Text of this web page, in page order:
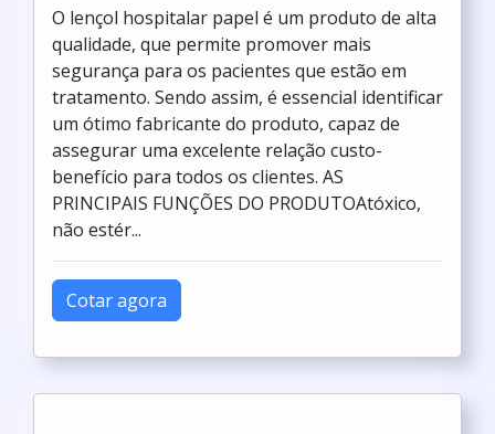
O lençol hospitalar papel é um produto de alta
qualidade, que permite promover mais
segurança para os pacientes que estão em
tratamento. Sendo assim, é essencial identificar
um ótimo fabricante do produto, capaz de
assegurar uma excelente relação custo-
benefício para todos os clientes. AS
PRINCIPAIS FUNÇÕES DO PRODUTOAtóxico,
não estér...
Cotar agora